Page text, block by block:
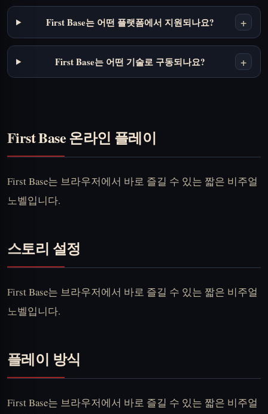
First Base는 어떤 플랫폼에서 지원되나요? +
First Base는 어떤 기술로 구동되나요? +
First Base 온라인 플레이
First Base는 브라우저에서 바로 즐길 수 있는 짧은 비주얼
노벨입니다.
스토리 설정
First Base는 브라우저에서 바로 즐길 수 있는 짧은 비주얼
노벨입니다.
플레이 방식
First Base는 브라우저에서 바로 즐길 수 있는 짧은 비주얼